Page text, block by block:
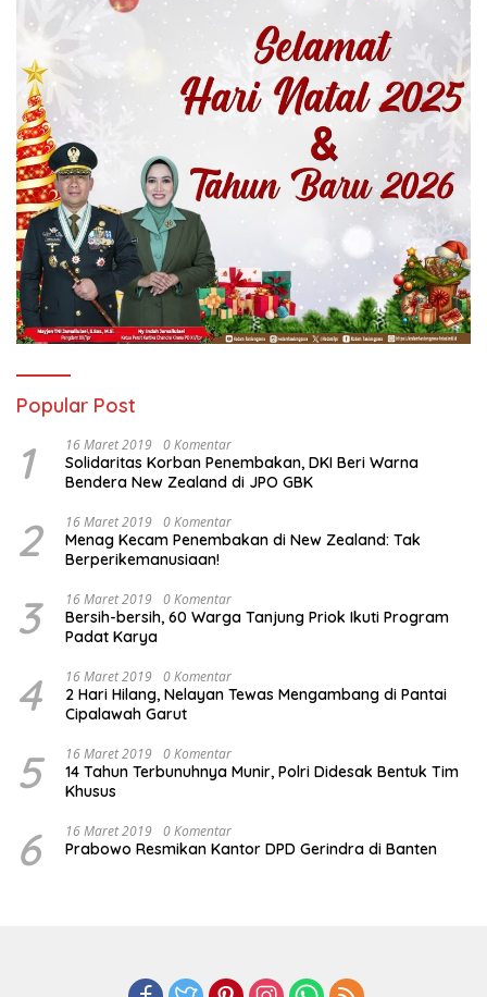
Popular Post
1 16 Maret 2019 0 Komentar
Solidaritas Korban Penembakan, DKI Beri Warna
Bendera New Zealand di JPO GBK
2 16 Maret 2019 0 Komentar
Menag Kecam Penembakan di New Zealand: Tak
Berperikemanusiaan!
3 16 Maret 2019 0 Komentar
Bersih-bersih, 60 Warga Tanjung Priok Ikuti Program
Padat Karya
4 16 Maret 2019 0 Komentar
2 Hari Hilang, Nelayan Tewas Mengambang di Pantai
Cipalawah Garut
5 16 Maret 2019 0 Komentar
14 Tahun Terbunuhnya Munir, Polri Didesak Bentuk Tim
Khusus
6 16 Maret 2019 0 Komentar
Prabowo Resmikan Kantor DPD Gerindra di Banten